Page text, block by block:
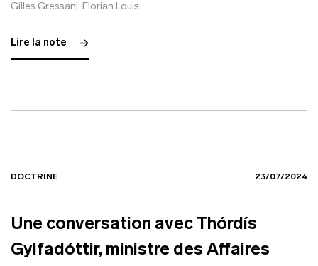
Gilles Gressani, Florian Louis
Lire la note
DOCTRINE 23/07/2024
Une conversation avec Thórdís
Gylfadóttir, ministre des Affaires